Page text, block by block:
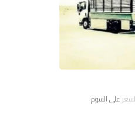
على السوم